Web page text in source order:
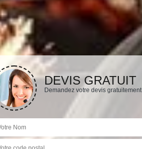
DEVIS GRATUIT
Demandez votre devis gratuitement